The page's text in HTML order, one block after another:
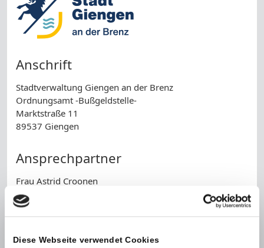
Diese Webseite verwendet Cookies
Anschrift
Stadtverwaltung Giengen an der Brenz
Ordnungsamt -Bußgeldstelle-
Marktstraße 11
89537 Giengen
Ansprechpartner
Frau Astrid Croonen
Telefon:
Telefax: